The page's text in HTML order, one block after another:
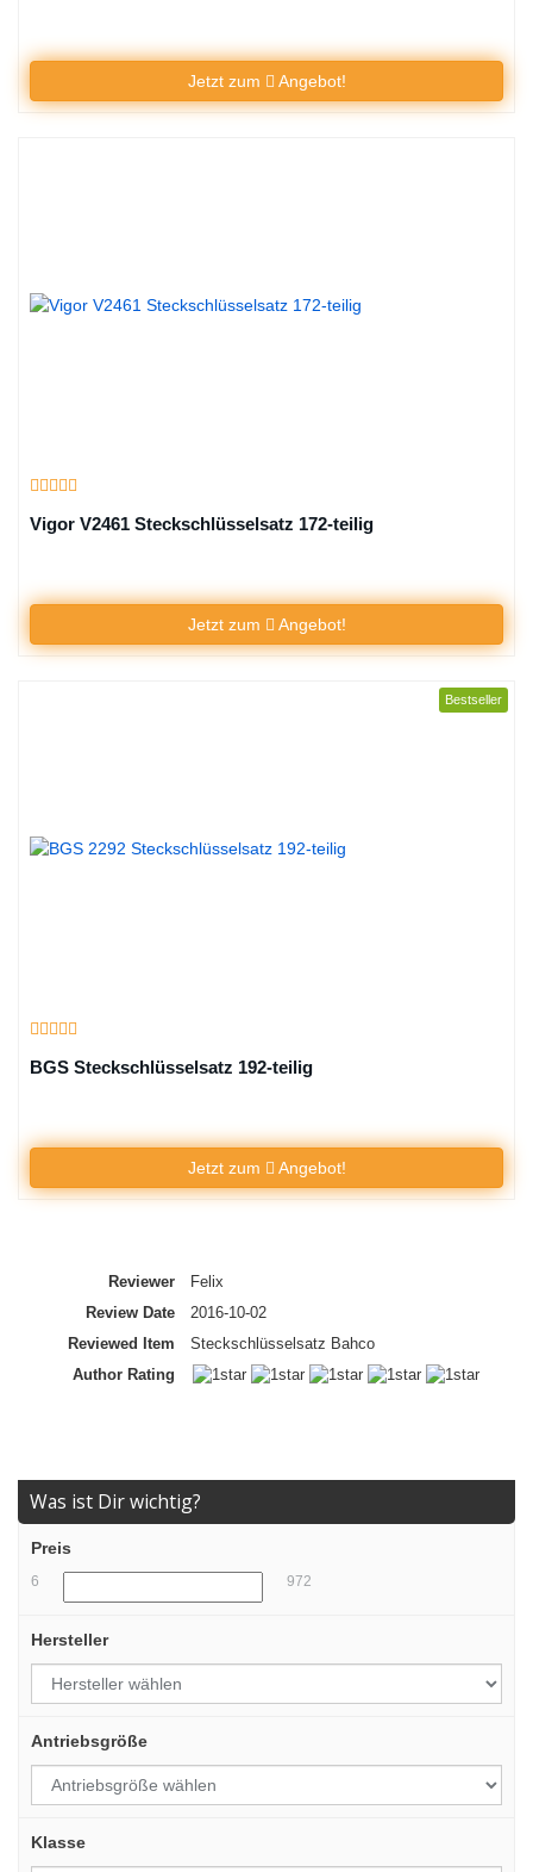
Jetzt zum Angebot!
Vigor V2461 Steckschlüsselsatz 172-teilig
Jetzt zum Angebot!
Bestseller
BGS Steckschlüsselsatz 192-teilig
Jetzt zum Angebot!
Reviewer
Felix
Review Date
2016-10-02
Reviewed Item
Steckschlüsselsatz Bahco
Author Rating
Was ist Dir wichtig?
Preis
6 972
Hersteller
Antriebsgröße
Klasse